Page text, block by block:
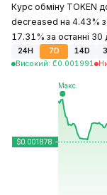
Курс обміну TOKEN
decreased на 4.43%
17.31% за останні 30
24H 7D 14D
Високий: ₾0.001991